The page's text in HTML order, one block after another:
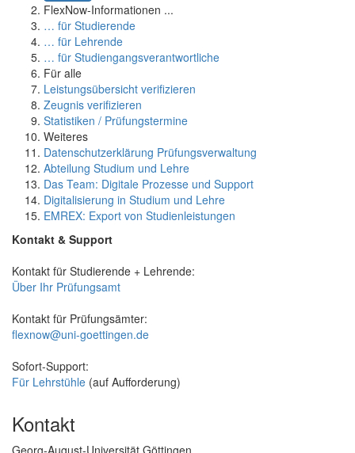
FlexNow-Informationen ...
… für Studierende
… für Lehrende
… für Studiengangsverantwortliche
Für alle
Leistungsübersicht verifizieren
Zeugnis verifizieren
Statistiken / Prüfungstermine
Weiteres
Datenschutzerklärung Prüfungsverwaltung
Abteilung Studium und Lehre
Das Team: Digitale Prozesse und Support
Digitalisierung in Studium und Lehre
EMREX: Export von Studienleistungen
Kontakt & Support
Kontakt für Studierende + Lehrende:
Über Ihr Prüfungsamt
Kontakt für Prüfungsämter:
flexnow@uni-goettingen.de
Sofort-Support:
Für Lehrstühle (auf Aufforderung)
Kontakt
Georg-August-Universität Göttingen